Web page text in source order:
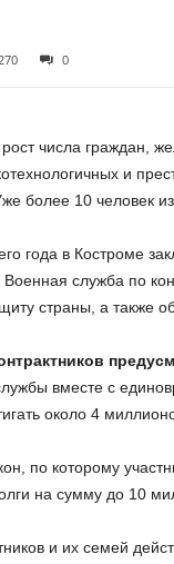
0
числа граждан,
и
более 10 человек из
года в Костроме
служба по
страны, а также
вместе с
около 4
по которому
на сумму до 10
и их семей